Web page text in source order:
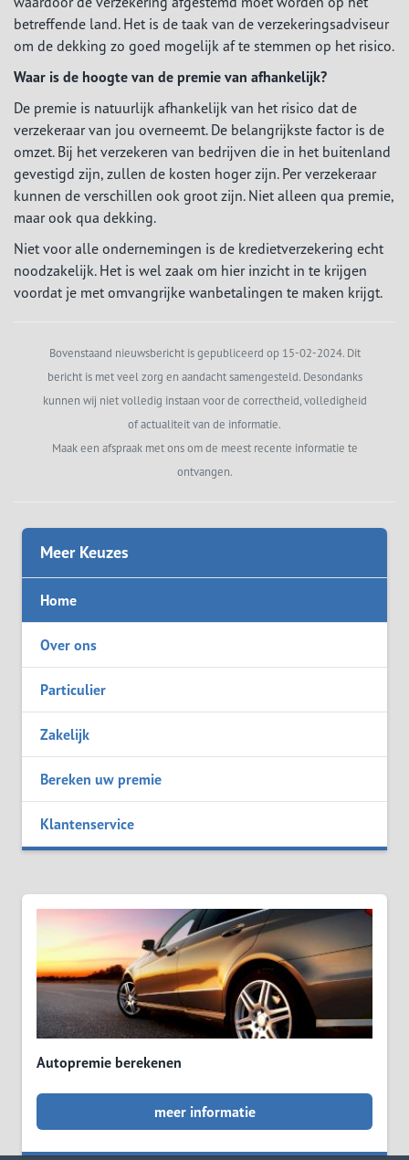
betreffende land. Het is de taak van de verzekeringsadviseur
om de dekking zo goed mogelijk af te stemmen op het risico.
Waar is de hoogte van de premie van afhankelijk?
De premie is natuurlijk afhankelijk van het risico dat de
verzekeraar van jou overneemt. De belangrijkste factor is de
omzet. Bij het verzekeren van bedrijven die in het buitenland
gevestigd zijn, zullen de kosten hoger zijn. Per verzekeraar
kunnen de verschillen ook groot zijn. Niet alleen qua premie,
maar ook qua dekking.
Niet voor alle ondernemingen is de kredietverzekering echt
noodzakelijk. Het is wel zaak om hier inzicht in te krijgen
voordat je met omvangrijke wanbetalingen te maken krijgt.
Bovenstaand nieuwsbericht is gepubliceerd op 15-02-2024. Dit
bericht is met veel zorg en aandacht samengesteld. Desondanks
kunnen wij niet volledig instaan voor de correctheid, volledigheid
of actualiteit van de informatie.
Maak een afspraak met ons om de meest recente informatie te
ontvangen.
Meer Keuzes
Home
Over ons
Particulier
Zakelijk
Bereken uw premie
Klantenservice
Autopremie berekenen
meer informatie